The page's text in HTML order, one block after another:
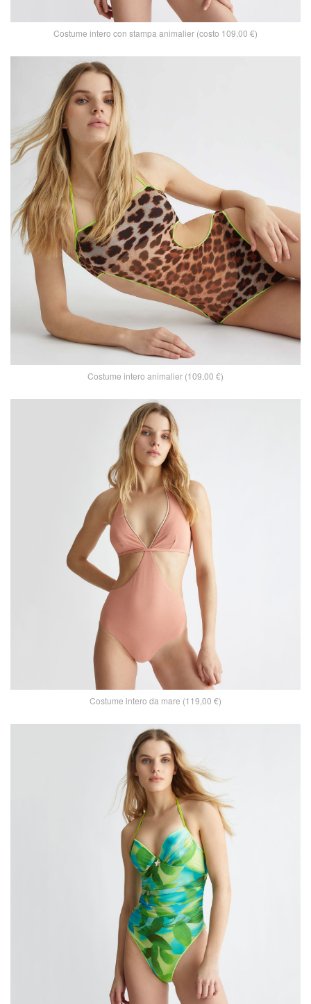
Costume intero con stampa animalier (costo 109,00 €)
Costume intero animalier (109,00 €)
Costume intero da mare (119,00 €)